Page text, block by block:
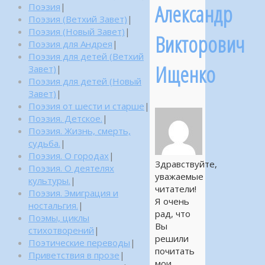
Александр
Викторович
Ищенко
Здравствуйте,
уважаемые
читатели!
Я очень
рад, что
Вы
решили
почитать
Поэзия |
Поэзия (Ветхий Завет) |
Поэзия (Новый Завет) |
Поэзия для Андрея |
Поэзия для детей (Ветхий
Завет) |
Поэзия для детей (Новый
Завет) |
Поэзия от шести и старше |
Поэзия. Детское. |
Поэзия. Жизнь, смерть,
судьба. |
Поэзия. О городах |
Поэзия. О деятелях
культуры. |
Поэзия. Эмиграция и
ностальгия. |
Поэмы, циклы
стихотворений |
Поэтические переводы |
Приветствия в прозе |